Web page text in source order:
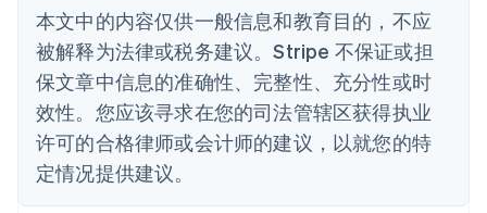
本文中的内容仅供一般信息和教育目的，不应
被解释为法律或税务建议。Stripe 不保证或担
保文章中信息的准确性、完整性、充分性或时
效性。您应该寻求在您的司法管辖区获得执业
许可的合格律师或会计师的建议，以就您的特
定情况提供建议。
English
丹麦
English
德国
DeutschEnglish
法国
FrançaisEnglish
芬兰
EnglishSvenska